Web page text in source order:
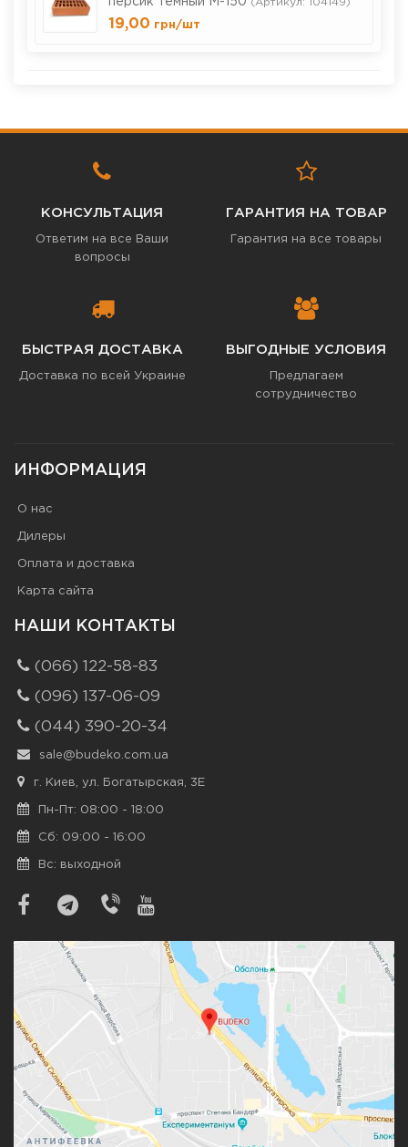
(Артикул: 104149)
19,00 грн/шт
КОНСУЛЬТАЦИЯ
Ответим на все Ваши
вопросы
ГАРАНТИЯ НА ТОВАР
Гарантия на все товары
БЫСТРАЯ ДОСТАВКА
Доставка по всей Украине
ВЫГОДНЫЕ УСЛОВИЯ
Предлагаем
сотрудничество
ИНФОРМАЦИЯ
О нас
Дилеры
Оплата и доставка
Карта сайта
НАШИ КОНТАКТЫ
(066) 122-58-83
(096) 137-06-09
(044) 390-20-34
sale@budeko.com.ua
г. Киев, ул. Богатырская, 3Е
Пн-Пт: 08:00 - 18:00
Сб: 09:00 - 16:00
Вс: выходной